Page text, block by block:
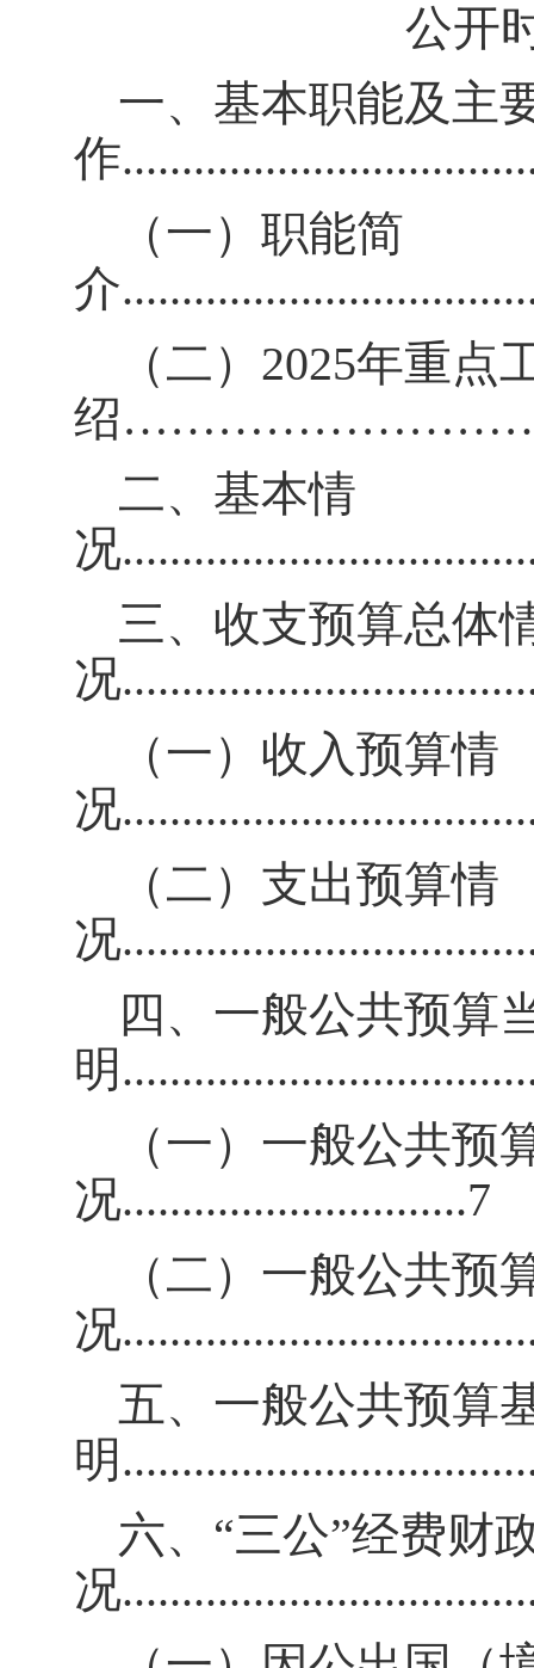
公开
一、基本职能及主
作
（一）职能简
介
（二） 2025年重点
绍
二、基本情
况
三、收支预算总体
况
（一）收入预算情
况
（二）支出预算情
况
四、一般公共预算
明
（一）一般公共预
况.............................7
（二）一般公共预
况
五、一般公共预算
明
六、 “三公”经费财
况